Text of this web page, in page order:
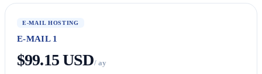
E-MAIL HOSTING
E-MAIL 1
$99.15 USD/ ay